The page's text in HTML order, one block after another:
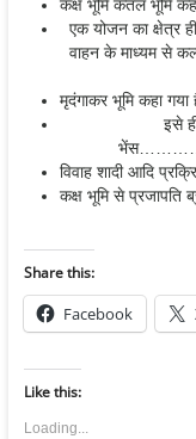
कक्ष भूमि कंतल भूमि
एक योजन का क्षेत्र
वाहन के माध्यम से
मृदंगाकर भूमि कहा गया
इसे
विवाह शादी आदि
कक्ष भूमि से प्रजापति
Share this:
Facebook
Like this:
Loading...